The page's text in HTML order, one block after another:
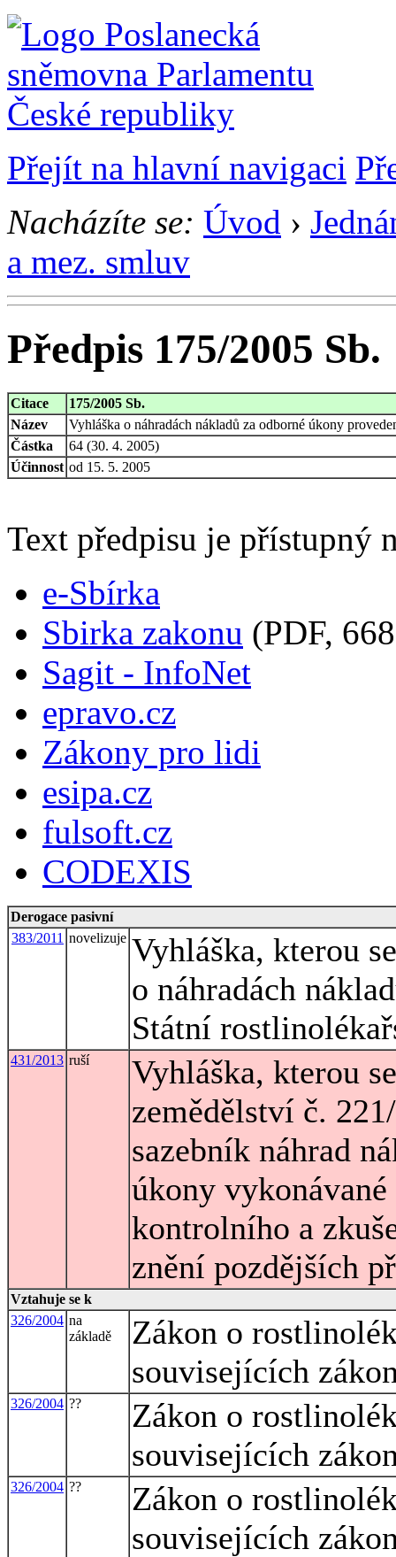
Přejít na hlavní navigaci
Nacházíte se: Úvod ›
a mez. smluv
Předpis 175/2005 Sb.
Citace
175/2005 Sb.
Název
Vyhláška o náhradách nákladů za odborné úkony
Částka
64 (30. 4. 2005)
Účinnost od 15. 5. 2005
Text předpisu je přístupný
e-Sbírka
Sbirka zakonu (PDF,
Sagit - InfoNet
epravo.cz
Zákony pro lidi
esipa.cz
fulsoft.cz
CODEXIS
Derogace pasivní
383/2011 novelizuje Vyhláška, kterou
o náhradách
Státní
431/2013 ruší
Vyhláška, kterou
zemědělství č.
sazebník náhrad
úkony
kontrolního a
znění pozdějších
Vztahuje se k
326/2004 na
základě
Zákon o
souvisejících
326/2004 ??
Zákon o
souvisejících
326/2004 ??
Zákon o
souvisejících